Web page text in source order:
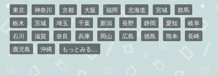
東京 神奈川 京都 大阪 福岡 北海道 宮城
群馬
栃木
茨城 埼玉 千葉 新潟 長野 静岡 愛知
岐阜
石川
滋賀 奈良 兵庫 岡山 広島 徳島 熊本
長崎
鹿児島
沖縄 もっとみる…